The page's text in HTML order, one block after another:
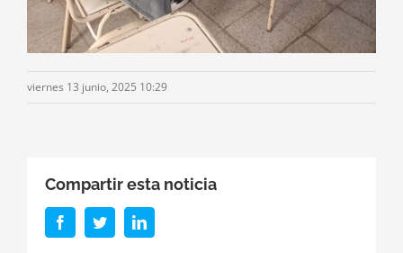
viernes 13 junio, 2025 10:29
Compartir esta noticia
FacebookTwitterLinkedIn